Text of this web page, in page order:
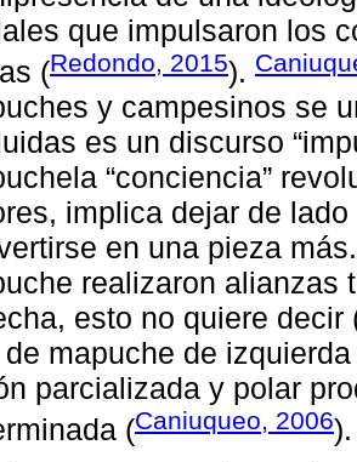
que impulsaron los
(Redondo, 2015).
y campesinos se
es un discurso
“conciencia”
implica dejar de
en una pieza
realizaron alianzas
esto no quiere decir
de mapuche de
parcializada y polar
(Caniuqueo, 2006).